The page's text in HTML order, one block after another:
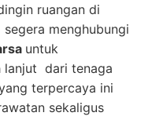
ruangan di
menghubungi
untuk
lanjut dari tenaga
terpercaya ini
sekaligus